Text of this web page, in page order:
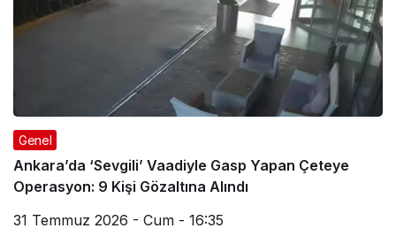
Genel
Ankara’da ‘Sevgili’ Vaadiyle Gasp Yapan Çeteye
Operasyon: 9 Kişi Gözaltına Alındı
31 Temmuz 2026 - Cum - 16:35